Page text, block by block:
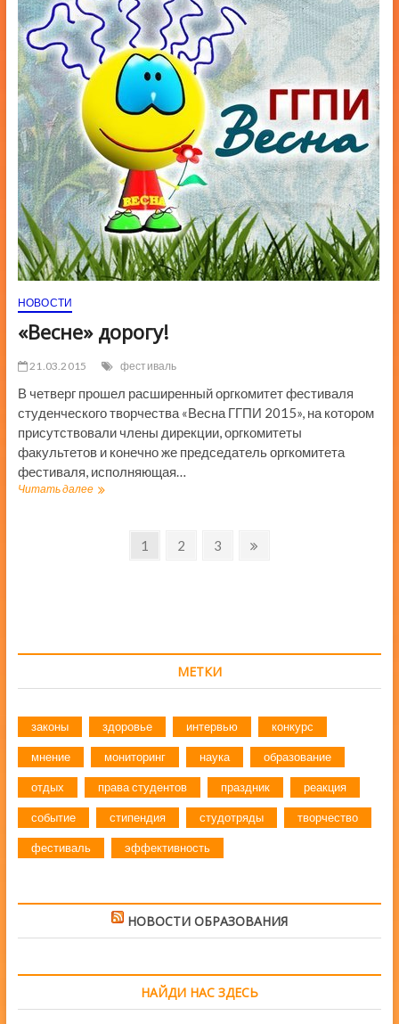
НОВОСТИ
«Весне» дорогу!
21.03.2015 фестиваль
В четверг прошел расширенный оргкомитет фестиваля
студенческого творчества «Весна ГГПИ 2015», на котором
присутствовали члены дирекции, оргкомитеты
факультетов и конечно же председатель оргкомитета
фестиваля, исполняющая…
Читать далее«Весне»
Страница
1 Страница
2 Страница
3
Следующая
МЕТКИ
законы здоровье интервью конкурс
мнение мониторинг наука образование
отдых права студентов праздник реакция
событие стипендия студотряды творчество
фестиваль эффективность
НОВОСТИ ОБРАЗОВАНИЯ
НАЙДИ НАС ЗДЕСЬ